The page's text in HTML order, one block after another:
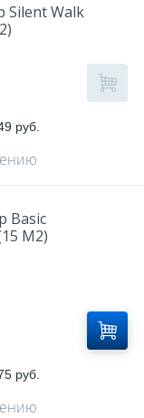
Silent Walk
руб.
Basic
M2)
руб.